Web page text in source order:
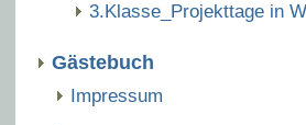
3.Klasse_Projekttage in
Gästebuch
Impressum